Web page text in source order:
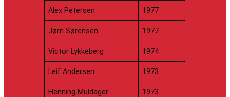
Alex Petersen 1977
Jørn Sørensen 1977
Victor Lykkeberg 1974
Leif Andersen 1973
Henning Muldager 1973